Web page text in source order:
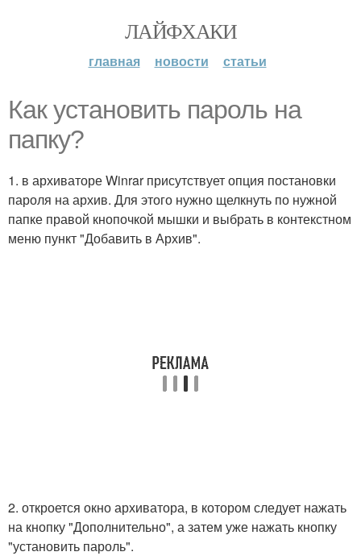
ЛАЙФХАКИ
главная новости статьи
Как установить пароль на
папку?
1. в архиваторе Winrar присутствует опция постановки
пароля на архив. Для этого нужно щелкнуть по нужной
папке правой кнопочкой мышки и выбрать в контекстном
меню пункт "Добавить в Архив".
2. откроется окно архиватора, в котором следует нажать
на кнопку "Дополнительно", а затем уже нажать кнопку
"установить пароль".